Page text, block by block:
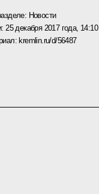
Новости
25 декабря 2017 года, 14:10
kremlin.ru/d/56487